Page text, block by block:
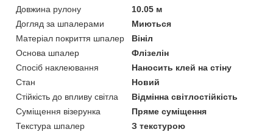
Довжина рулону
10.05 м
Догляд за шпалерами
Миються
Матеріал покриття шпалер
Вініл
Основа шпалер
Флізелін
Спосіб наклеювання
Наносить клей на стіну
Стан
Новий
Стійкість до впливу світла
Відмінна світлостійкість
Суміщення візерунка
Пряме суміщення
Текстура шпалер
З текстурою